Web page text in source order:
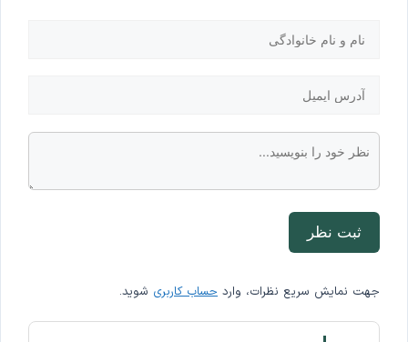
ثبت نظر
جهت نمایش سریع نظرات، وارد حساب کاربری شوید.